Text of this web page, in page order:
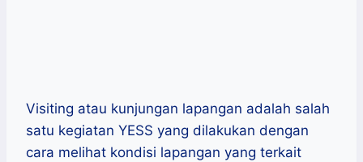
Visiting atau kunjungan lapangan adalah salah
satu kegiatan YESS yang dilakukan dengan
cara melihat kondisi lapangan yang terkait